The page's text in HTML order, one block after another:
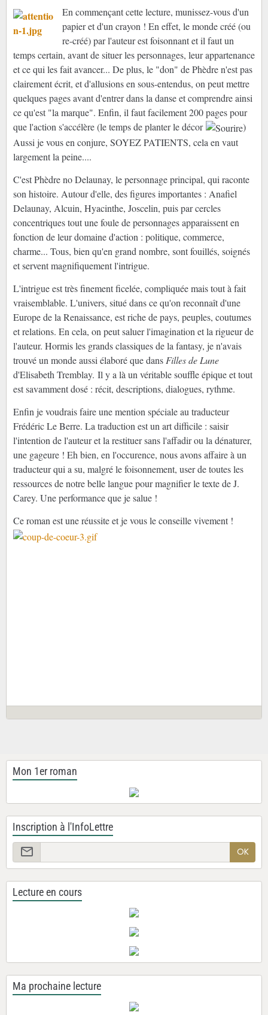
En commençant cette lecture, munissez-vous d'un
papier et d'un crayon ! En effet, le monde créé (ou
re-créé) par l'auteur est foisonnant et il faut un
temps certain, avant de situer les personnages, leur appartenance
et ce qui les fait avancer... De plus, le "don" de Phèdre n'est pas
clairement écrit, et d'allusions en sous-entendus, on peut mettre
quelques pages avant d'entrer dans la danse et comprendre ainsi
ce qu'est "la marque". Enfin, il faut facilement 200 pages pour
que l'action s'accélère (le temps de planter le décor
)
Aussi je vous en conjure, SOYEZ PATIENTS, cela en vaut
largement la peine....
C'est Phèdre no Delaunay, le personnage principal, qui raconte
son histoire. Autour d'elle, des figures importantes : Anafiel
Delaunay, Alcuin, Hyacinthe, Joscelin, puis par cercles
concentriques tout une foule de personnages apparaissent en
fonction de leur domaine d'action : politique, commerce,
charme... Tous, bien qu'en grand nombre, sont fouillés, soignés
et servent magnifiquement l'intrigue.
L'intrigue est très finement ficelée, compliquée mais tout à fait
vraisemblable. L'univers, situé dans ce qu'on reconnaît d'une
Europe de la Renaissance, est riche de pays, peuples, coutumes
et relations. En cela, on peut saluer l'imagination et la rigueur de
l'auteur. Hormis les grands classiques de la fantasy, je n'avais
trouvé un monde aussi élaboré que dansFilles de Lune
d'Elisabeth Tremblay. Il y a là un véritable souffle épique et tout
est savamment dosé : récit, descriptions, dialogues, rythme.
Enfin je voudrais faire une mention spéciale au traducteur
Frédéric Le Berre. La traduction est un art difficile : saisir
l'intention de l'auteur et la restituer sans l'affadir ou la dénaturer,
une gageure ! Eh bien, en l'occurence, nous avons affaire à un
traducteur qui a su, malgré le foisonnement, user de toutes les
ressources de notre belle langue pour magnifier le texte de J.
Carey. Une performance que je salue !
Ce roman est une réussite et je vous le conseille vivement !
Mon 1er roman
Inscription à l'InfoLettre
OK
Lecture en cours
Ma prochaine lecture